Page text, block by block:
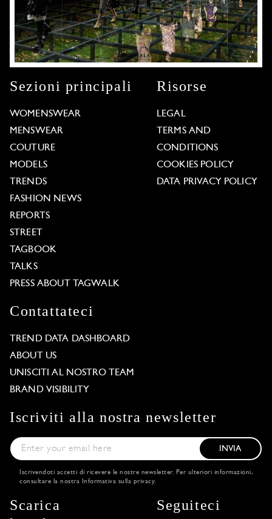
Sezioni principali
WOMENSWEAR
MENSWEAR
COUTURE
MODELS
TRENDS
FASHION NEWS
REPORTS
STREET
TAGBOOK
TALKS
PRESS ABOUT TAGWALK
Risorse
LEGAL
TERMS AND
CONDITIONS
COOKIES POLICY
DATA PRIVACY POLICY
Contattateci
TREND DATA DASHBOARD
ABOUT US
UNISCITI AL NOSTRO TEAM
BRAND VISIBILITY
Iscriviti alla nostra newsletter
INVIA
Iscrivendoti accetti di ricevere le nostre newsletter. Per ulteriori informazioni,
consultare la nostra
Informativa sulla privacy.
Scarica
Seguiteci